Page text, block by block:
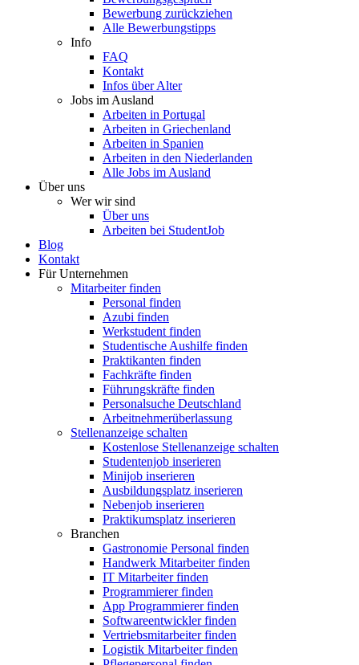
Bewerbung zurückziehen
Alle Bewerbungstipps
Info
FAQ
Kontakt
Infos über Alter
Jobs im Ausland
Arbeiten in Portugal
Arbeiten in Griechenland
Arbeiten in Spanien
Arbeiten in den Niederlanden
Alle Jobs im Ausland
Über uns
Wer wir sind
Über uns
Arbeiten bei StudentJob
Blog
Kontakt
Für Unternehmen
Mitarbeiter finden
Personal finden
Azubi finden
Werkstudent finden
Studentische Aushilfe finden
Praktikanten finden
Fachkräfte finden
Führungskräfte finden
Personalsuche Deutschland
Arbeitnehmerüberlassung
Stellenanzeige schalten
Kostenlose Stellenanzeige schalten
Studentenjob inserieren
Minijob inserieren
Ausbildungsplatz inserieren
Nebenjob inserieren
Praktikumsplatz inserieren
Branchen
Gastronomie Personal finden
Handwerk Mitarbeiter finden
IT Mitarbeiter finden
Programmierer finden
App Programmierer finden
Softwareentwickler finden
Vertriebsmitarbeiter finden
Logistik Mitarbeiter finden